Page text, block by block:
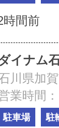
時間前
イナム
川県加
業時間
駐車場 駐